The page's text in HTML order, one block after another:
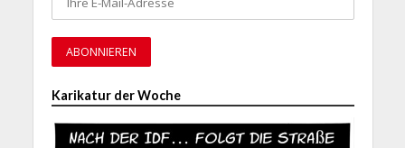
Karikatur der Woche